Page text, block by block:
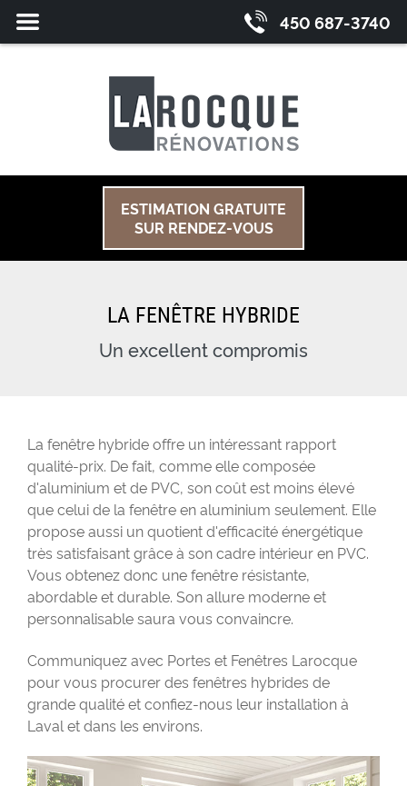
ESTIMATION GRATUITE
SUR RENDEZ-VOUS
450 687-3740
LA FENÊTRE HYBRIDE
Un excellent compromis
La fenêtre hybride offre un intéressant rapport
qualité-prix. De fait, comme elle composée
d'aluminium et de PVC, son coût est moins élevé
que celui de la fenêtre en aluminium seulement. Elle
propose aussi un quotient d'efficacité énergétique
très satisfaisant grâce à son cadre intérieur en PVC.
Vous obtenez donc une fenêtre résistante,
abordable et durable. Son allure moderne et
personnalisable saura vous convaincre.
Communiquez avec Portes et Fenêtres Larocque
pour vous procurer des fenêtres hybrides de
grande qualité et confiez-nous leur installation à
Laval et dans les environs.